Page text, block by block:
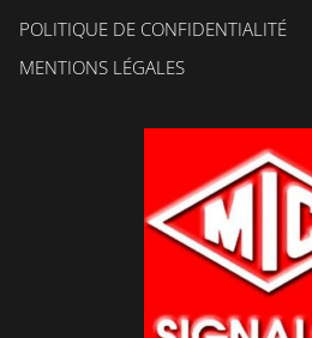
POLITIQUE DE CONFIDENTIALITÉ
MENTIONS LÉGALES